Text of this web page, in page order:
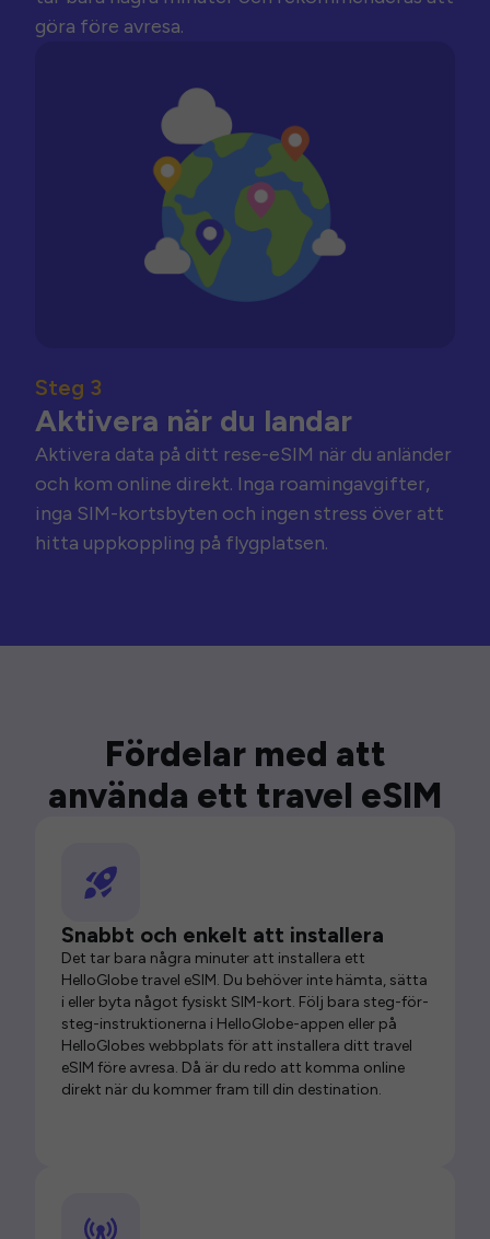
göra före avresa.
Steg 3
Aktivera när du landar
Aktivera data på ditt rese-eSIM när du anländer
och kom online direkt. Inga roamingavgifter,
inga SIM-kortsbyten och ingen stress över att
hitta uppkoppling på flygplatsen.
Fördelar med att
använda ett travel eSIM
Snabbt och enkelt att installera
Det tar bara några minuter att installera ett
HelloGlobe travel eSIM. Du behöver inte hämta, sätta
i eller byta något fysiskt SIM-kort. Följ bara steg-för-
steg-instruktionerna i HelloGlobe-appen eller på
HelloGlobes webbplats för att installera ditt travel
eSIM före avresa. Då är du redo att komma online
direkt när du kommer fram till din destination.